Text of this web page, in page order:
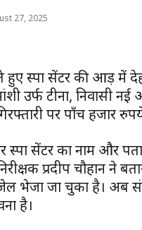
27, 2025
हुए स्पा सेंटर की आड़ में
उर्फ टीना, निवासी
पर पाँच हजार
स्पा सेंटर का नाम और
प्रदीप चौहान
भेजा जा चुका है। अब
है।